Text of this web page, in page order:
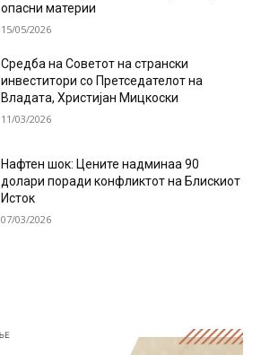
опасни материи
15/05/2026
Средба на Советот на странски
инвеститори со Претседателот на
Владата, Христијан Мицкоски
11/03/2026
Нафтен шок: Цените надминаа 90
долари поради конфликтот на Блискиот
Исток
07/03/2026